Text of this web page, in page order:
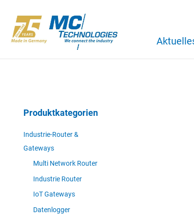
Inhalt
springen
Produktkategorien
Industrie-Router &
Gateways
Multi Network Router
Industrie Router
IoT Gateways
Datenlogger